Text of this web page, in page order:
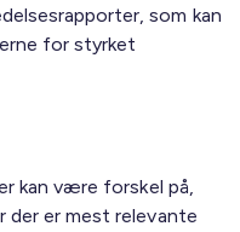
som kan
for styrket
kan være forskel på,
der er mest relevante